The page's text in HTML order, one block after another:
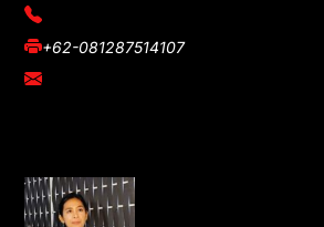
(021) 3908026
+62-081287514107
adm@iawnews.com